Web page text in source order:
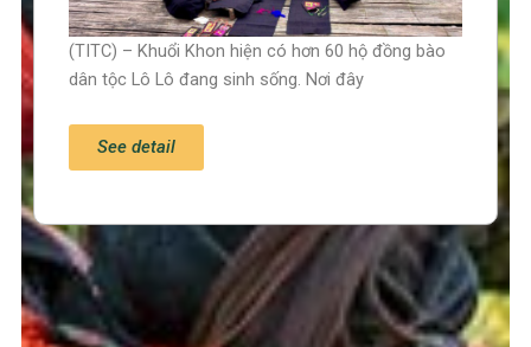
Trang chủ
Tin tức – Sự kiện
(TITC) – Khuổi Khon hiện có hơn 60 hộ đồng bào
dân tộc Lô Lô đang sinh sống. Nơi đây
See detail